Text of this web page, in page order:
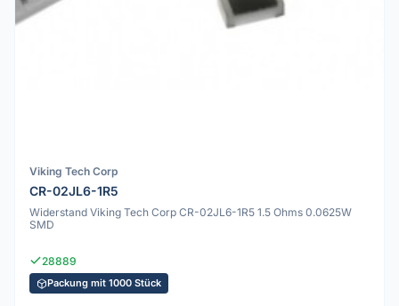
Viking Tech Corp
CR-02JL6-1R5
Widerstand Viking Tech Corp CR-02JL6-1R5 1.5 Ohms 0.0625W
SMD
28889
Packung mit 1000 Stück